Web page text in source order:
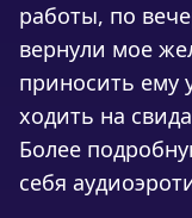
работы, по
вернули мое
приносить ему
ходить на
Более
себя